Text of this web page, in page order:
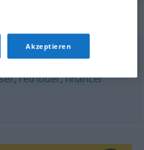
,régler,verser
,rétribuer,financer
Akzeptieren